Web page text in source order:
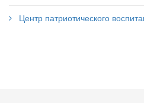
Центр патриотического